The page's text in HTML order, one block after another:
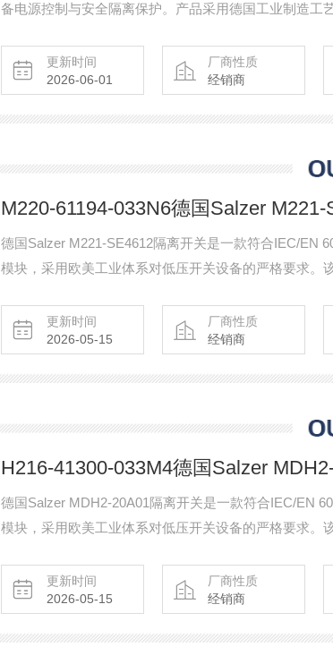
备电源控制与安全隔离保护。产品采用德国工业制造工
更新时间
2026-06-01
厂商性质
经销商
M220-61194-033N6德国Salzer
德国Salzer M221-SE4612隔离开关是一款符合IEC/EN
模块，采用欧美工业体系对低压开关设备的严格要求。
安装改装。作为关键工业备品备件，其在电气控制柜、
回路中起辅助信号采集与控制功能
更新时间
2026-05-15
厂商性质
经销商
H216-41300-033M4德国Salzer
德国Salzer MDH2-20A01隔离开关是一款符合IEC/EN
模块，采用欧美工业体系对低压开关设备的严格要求。
安装改装。作为关键工业备品备件，其在电气控制柜、
回路中起辅助信号采集与控制功能。
更新时间
2026-05-15
厂商性质
经销商